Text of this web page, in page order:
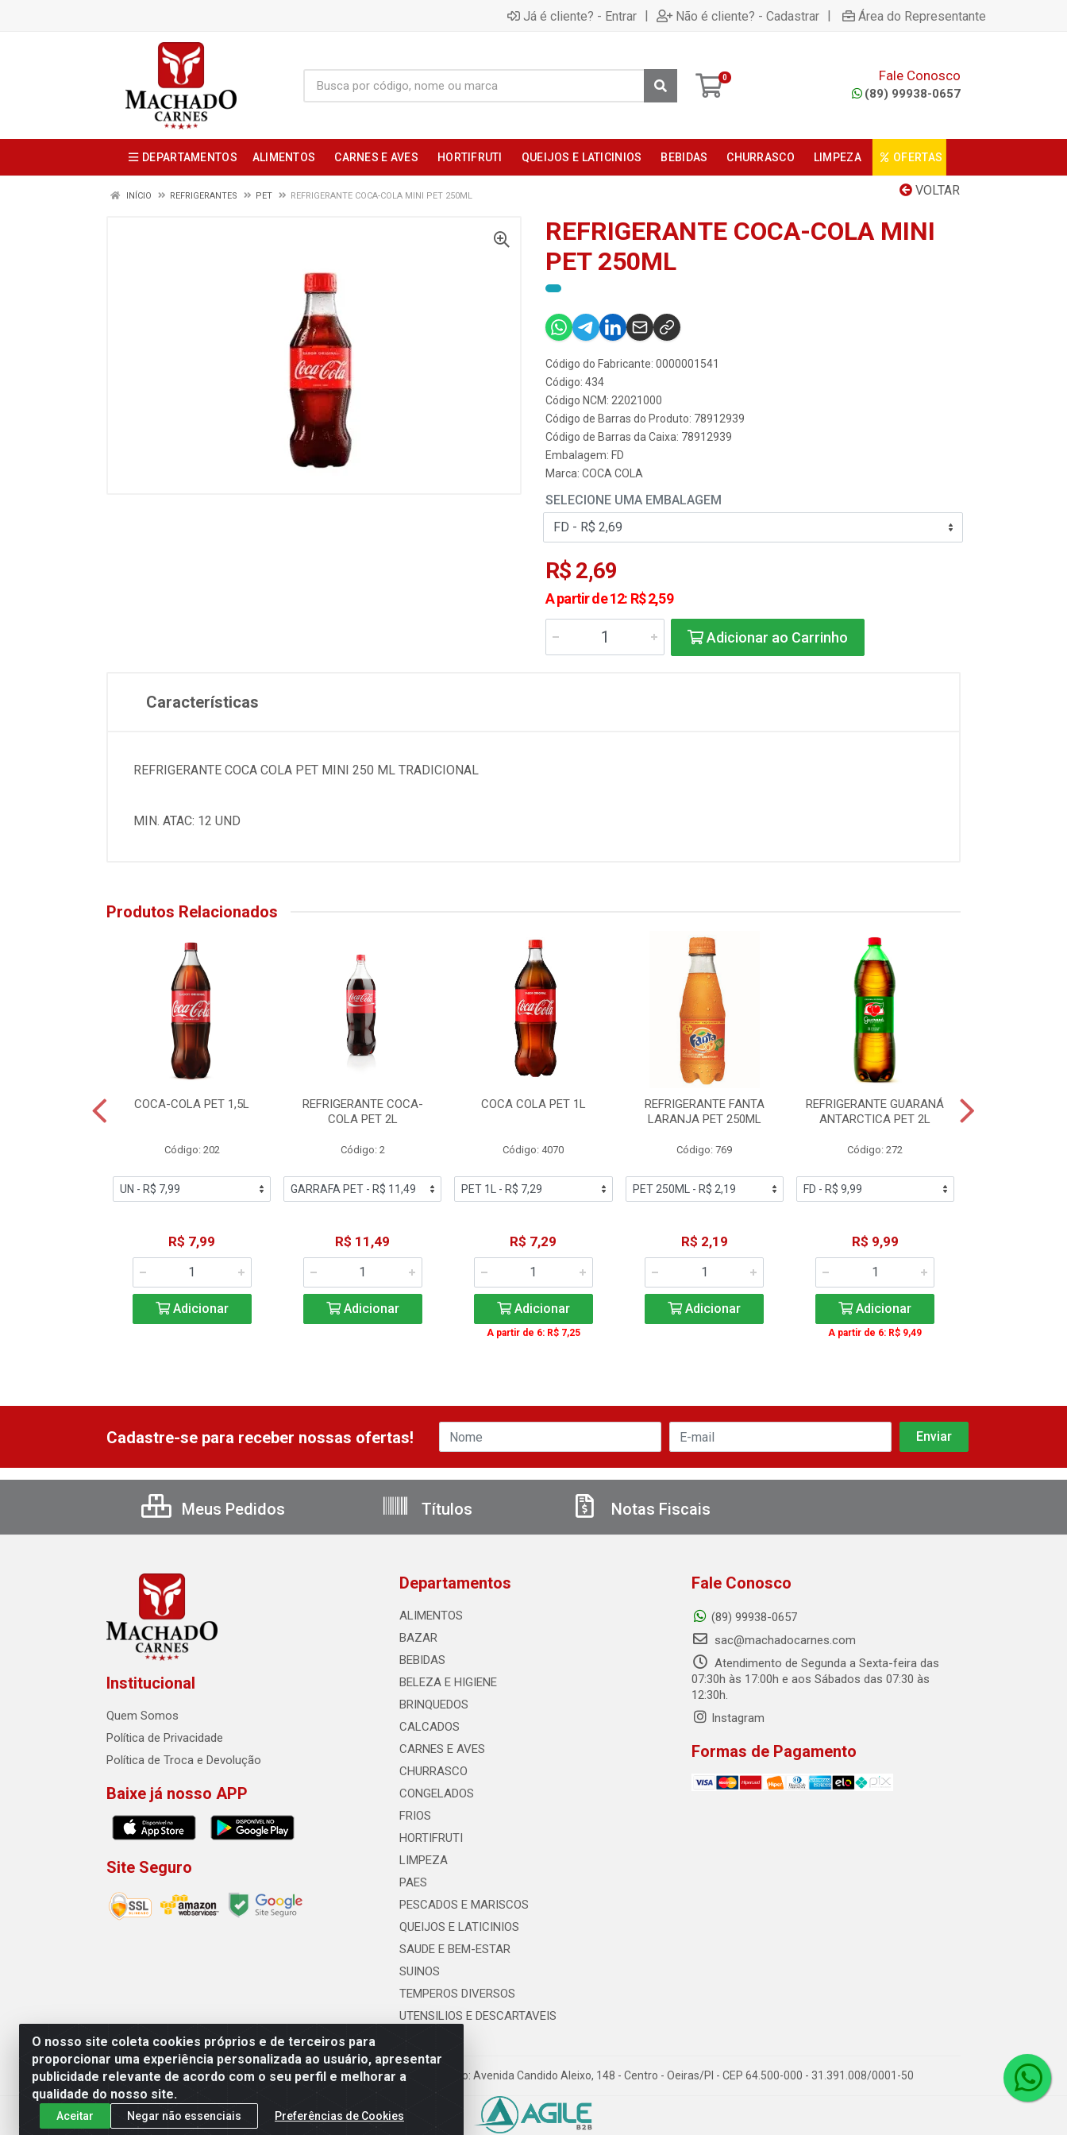
Já é cliente? - Entrar | Não é cliente? - Cadastrar | Área do Representante
0 Fale Conosco
(89) 99938-0657
DEPARTAMENTOS ALIMENTOS CARNES E AVES HORTIFRUTI QUEIJOS E LATICINIOS BEBIDAS CHURRASCO LIMPEZA OFERTAS
VOLTAR
INÍCIO REFRIGERANTES PET REFRIGERANTE COCA-COLA MINI PET 250ML
REFRIGERANTE COCA-COLA MINI
PET 250ML
Código do Fabricante: 0000001541
Código: 434
Código NCM: 22021000
Código de Barras do Produto: 78912939
Código de Barras da Caixa: 78912939
Embalagem: FD
Marca: COCA COLA
SELECIONE UMA EMBALAGEM
R$ 2,69
A partir de 12: R$ 2,59
Adicionar ao Carrinho
Características
REFRIGERANTE COCA COLA PET MINI 250 ML TRADICIONAL
MIN. ATAC: 12 UND
Produtos Relacionados
COCA-COLA PET 1,5L
Código: 202
R$ 7,99
Adicionar
REFRIGERANTE COCA-
COLA PET 2L
Código: 2
R$ 11,49
Adicionar
COCA COLA PET 1L
Código: 4070
R$ 7,29
Adicionar
A partir de 6: R$ 7,25
REFRIGERANTE FANTA
LARANJA PET 250ML
Código: 769
R$ 2,19
Adicionar
REFRIGERANTE GUARANÁ
ANTARCTICA PET 2L
Código: 272
R$ 9,99
Adicionar
A partir de 6: R$ 9,49
O nosso site coleta cookies próprios e de terceiros para
proporcionar uma experiência personalizada ao usuário, apresentar
publicidade relevante de acordo com o seu perfil e melhorar a
qualidade do nosso site.
Aceitar Negar não essenciais Preferências de Cookies
Cadastre-se para receber nossas ofertas!
Meus Pedidos Títulos Notas Fiscais
Institucional
Quem Somos
Política de Privacidade
Política de Troca e Devolução
Baixe já nosso APP
Site Seguro
Departamentos
ALIMENTOS
BAZAR
BEBIDAS
BELEZA E HIGIENE
BRINQUEDOS
CALCADOS
CARNES E AVES
CHURRASCO
CONGELADOS
FRIOS
HORTIFRUTI
LIMPEZA
PAES
PESCADOS E MARISCOS
QUEIJOS E LATICINIOS
SAUDE E BEM-ESTAR
SUINOS
TEMPEROS DIVERSOS
UTENSILIOS E DESCARTAVEIS
Fale Conosco
(89) 99938-0657
sac@machadocarnes.com
Atendimento de Segunda a Sexta-feira das
07:30h às 17:00h e aos Sábados das 07:30 às
12:30h.
Instagram
Formas de Pagamento
Machado Carnes Distribuidora de Alimentos LTDA - Logradouro: Avenida Candido Aleixo, 148 - Centro - Oeiras/PI - CEP 64.500-000 - 31.391.008/0001-50